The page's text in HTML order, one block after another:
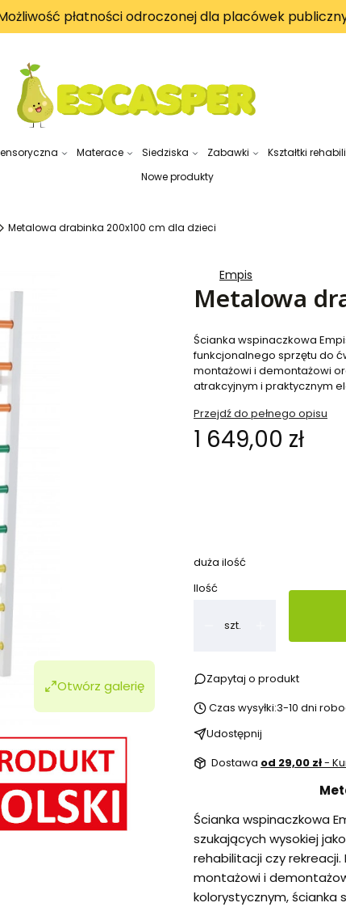
płatności odroczonej dla placówek
Materace Siedziska Zabawki Kształtki
Nowe produkty
Metalowa drabinka 200x100 cm dla dzieci
Otwórz galerię
Empis
Metalowa
Ścianka wspinaczkowa
funkcjonalnego sprzętu do
montażowi i demontażowi
atrakcyjnym i praktycznym
Przejdź do pełnego opisu
Cena
1 649,00 zł
duża ilość
Ilość
szt.
Zapytaj o produkt
Czas wysyłki:3-10 dni
Udostępnij
Dostawa od 29,00 zł-
Ścianka wspinaczkowa
szukających wysokiej
rehabilitacji czy rekreacji.
montażowi i
kolorystycznym, ścianka